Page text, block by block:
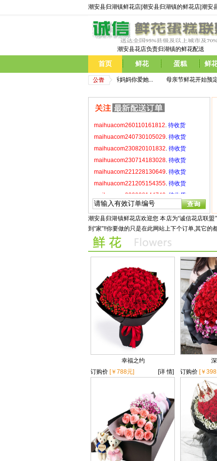
潮安县归湖镇鲜花店|潮安县归湖镇的鲜花店|潮安
潮安县花店负责归湖镇的鲜花配送
首页 鲜花 蛋糕 鲜
预定,现在预定即享受优惠价格,  告诉妈妈你爱她... 母亲节鲜花开始预定,现在
maihuacom221205154355.待收货
maihuacom220908144740.待收货
maihuacom220520214921.待收货
maihuacom220429171531
待收货
maihuacom260110161812
maihuacom240730105029 .待收货
maihuacom230820101832 待收货
maihuacom230714183028 待收货
maihuacom221228130649 待收货
maihuacom221205154355 待收货
maihuacom220908144740 待收货
maihuacom220520214921 待收货
maihuacom220429171531
待收货
maihuacom220423215924 .待收货
潮安县归湖镇鲜花店欢迎您 本店为“诚信花店联
到“家”!!你要做的只是在此网站上下个订单,其它
幸福之约
订购价 [￥788元] [详 情]
订购价 [￥